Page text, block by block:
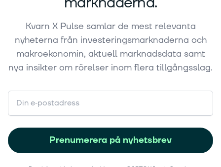
Kvarn X Pulse samlar de mest relevanta
nyheterna från investeringsmarknaderna och
makroekonomin, aktuell marknadsdata samt
nya insikter om rörelser inom flera tillgångsslag.
Prenumerera på nyhetsbrev